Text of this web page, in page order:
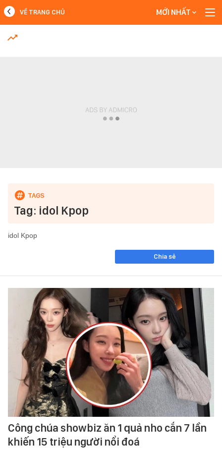
MỚI NHẤT
VỀ TRANG CHỦ MỚI NHẤT
Tag: idol Kpop
idol Kpop
Chia sẻ
Công chúa showbiz ăn 1 quả nho cắn 7 lần
khiến 15 triệu người nổi đoá